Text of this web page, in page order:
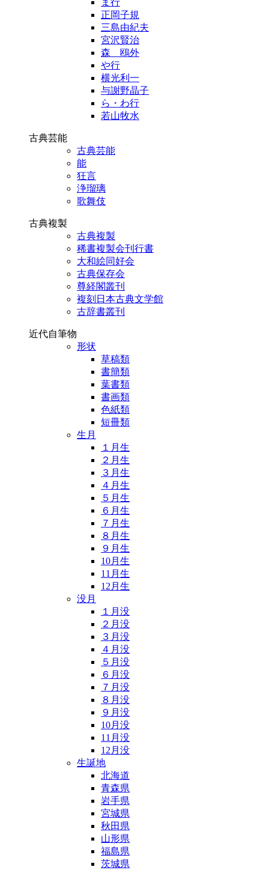
ま行
正岡子規
三島由紀夫
宮沢賢治
森 鴎外
や行
横光利一
与謝野晶子
ら・わ行
若山牧水
古典芸能
古典芸能
能
狂言
浄瑠璃
歌舞伎
古典複製
古典複製
稀書複製会刊行書
大和絵同好会
古典保存会
尊経閣叢刊
複刻日本古典文学館
古辞書叢刊
近代自筆物
形状
草稿類
書簡類
葉書類
書画類
色紙類
短冊類
生月
１月生
２月生
３月生
４月生
５月生
６月生
７月生
８月生
９月生
10月生
11月生
12月生
没月
１月没
２月没
３月没
４月没
５月没
６月没
７月没
８月没
９月没
10月没
11月没
12月没
生誕地
北海道
青森県
岩手県
宮城県
秋田県
山形県
福島県
茨城県